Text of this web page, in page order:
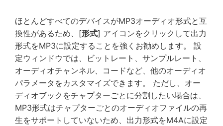
ほとんどすべてのデバイスがMP3オーディオ形式と互
換性があるため、[形式] アイコンをクリックして出力
形式をMP3に設定することを強くお勧めします。 設
定ウィンドウでは、ビットレート、サンプルレート、
オーディオチャンネル、コードなど、他のオーディオ
パラメータをカスタマイズできます。 ただし、オー
ディオブックをチャプターごとに分割したい場合は、
MP3形式はチャプターごとのオーディオファイルの再
生をサポートしていないため、出力形式をM4Aに設定